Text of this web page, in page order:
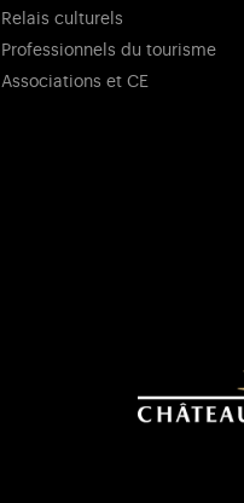
Relais culturels
Professionnels du tourisme
Associations et CE